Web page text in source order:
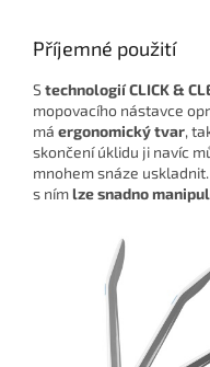
Příjemné použití
S technologií CLICK &
mopovacího nástavce
má ergonomický tvar,
skončení úklidu ji navíc
mnohem snáze
s nímlze snadno